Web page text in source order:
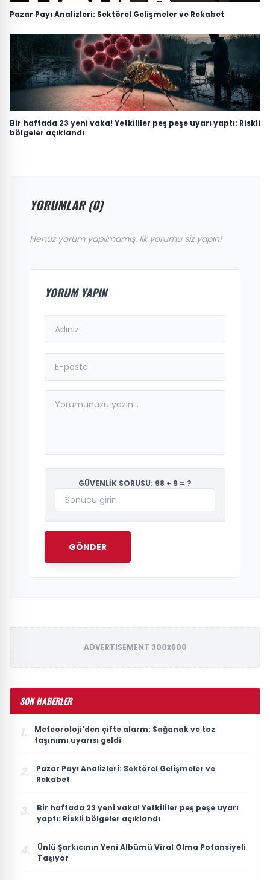
Pazar Payı Analizleri: Sektörel Gelişmeler ve Rekabet
Bir haftada 23 yeni vaka! Yetkililer peş peşe uyarı yaptı: Riskli
bölgeler açıklandı
YORUMLAR (0)
Henüz yorum yapılmamış. İlk yorumu siz yapın!
YORUM YAPIN
GÜVENLİK SORUSU: 98 + 9 = ?
GÖNDER
ADVERTISEMENT 300x600
SON HABERLER
1.
Meteoroloji'den çifte alarm: Sağanak ve toz
taşınımı uyarısı geldi
2.
Pazar Payı Analizleri: Sektörel Gelişmeler ve
Rekabet
3.
Bir haftada 23 yeni vaka! Yetkililer peş peşe uyarı
yaptı: Riskli bölgeler açıklandı
4.
Ünlü Şarkıcının Yeni Albümü Viral Olma Potansiyeli
Taşıyor